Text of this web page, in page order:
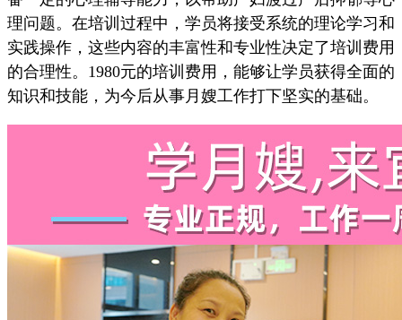
理问题。在培训过程中，学员将接受系统的理论学习和
实践操作，这些内容的丰富性和专业性决定了培训费用
的合理性。1980元的培训费用，能够让学员获得全面的
知识和技能，为今后从事月嫂工作打下坚实的基础。